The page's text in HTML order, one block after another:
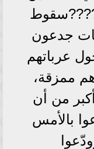
????سقوط
جدعون
عرباتهم
ممزقة،
من أن
بالأمس